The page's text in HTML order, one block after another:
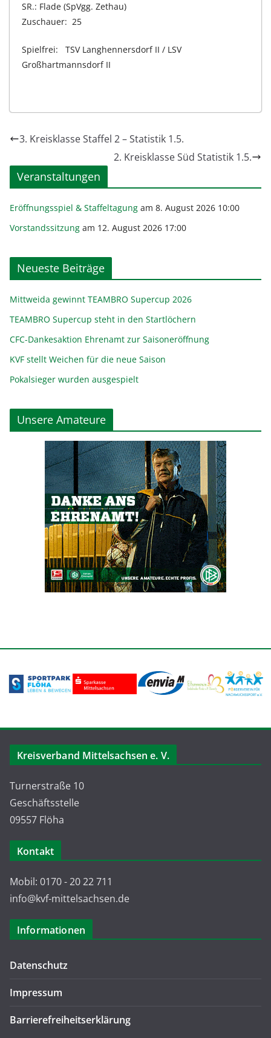
SR.: Flade (SpVgg. Zethau)
Zuschauer: 25
Spielfrei: TSV Langhennersdorf II / LSV
Großhartmannsdorf II
3. Kreisklasse Staffel 2 – Statistik 1.5.
2. Kreisklasse Süd Statistik 1.5.
Veranstaltungen
Eröffnungsspiel & Staffeltagung am 8. August 2026 10:00
Vorstandssitzung am 12. August 2026 17:00
Neueste Beiträge
Mittweida gewinnt TEAMBRO Supercup 2026
TEAMBRO Supercup steht in den Startlöchern
CFC-Dankesaktion Ehrenamt zur Saisoneröffnung
KVF stellt Weichen für die neue Saison
Pokalsieger wurden ausgespielt
Unsere Amateure
Kreisverband Mittelsachsen e. V.
Turnerstraße 10
Geschäftsstelle
09557 Flöha
Kontakt
Mobil: 0170 - 20 22 711
info@kvf-mittelsachsen.de
Informationen
Datenschutz
Impressum
Barrierefreiheitserklärung